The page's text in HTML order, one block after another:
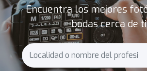
Encuentra los mejores
bodas cerca de ti